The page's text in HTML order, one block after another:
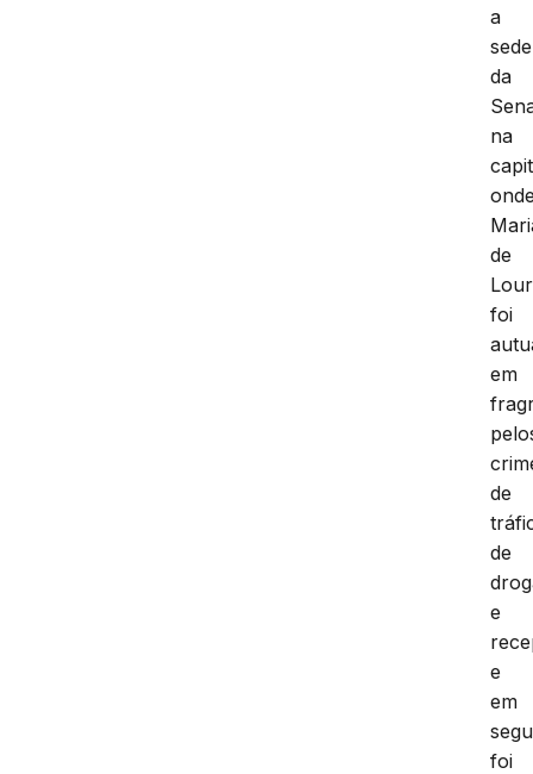
a
sede
da
na
de
foi
em
de
de
e
e
em
foi